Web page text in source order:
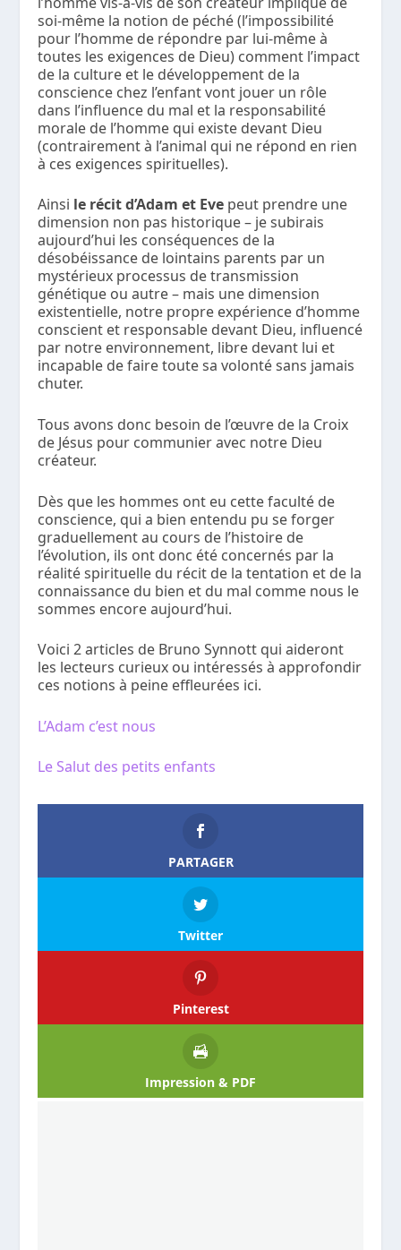
soi-même la notion de péché (l’impossibilité
pour l’homme de répondre par lui-même à
toutes les exigences de Dieu) comment l’impact
de la culture et le développement de la
conscience chez l’enfant vont jouer un rôle
dans l’influence du mal et la responsabilité
morale de l’homme qui existe devant Dieu
(contrairement à l’animal qui ne répond en rien
à ces exigences spirituelles).
Ainsi le récit d’Adam et Eve peut prendre une
dimension non pas historique – je subirais
aujourd’hui les conséquences de la
désobéissance de lointains parents par un
mystérieux processus de transmission
génétique ou autre – mais une dimension
existentielle, notre propre expérience d’homme
conscient et responsable devant Dieu, influencé
par notre environnement, libre devant lui et
incapable de faire toute sa volonté sans jamais
chuter.
Tous avons donc besoin de l’œuvre de la Croix
de Jésus pour communier avec notre Dieu
créateur.
Dès que les hommes ont eu cette faculté de
conscience, qui a bien entendu pu se forger
graduellement au cours de l’histoire de
l’évolution, ils ont donc été concernés par la
réalité spirituelle du récit de la tentation et de la
connaissance du bien et du mal comme nous le
sommes encore aujourd’hui.
Voici 2 articles de Bruno Synnott qui aideront
les lecteurs curieux ou intéressés à approfondir
ces notions à peine effleurées ici.
L’Adam c’est nous
Le Salut des petits enfants
PARTAGER
Twitter
Pinterest
Impression & PDF